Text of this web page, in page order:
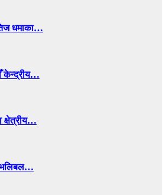
धमाका…
केन्द्रीय…
क्षेत्रीय…
भलिबल…